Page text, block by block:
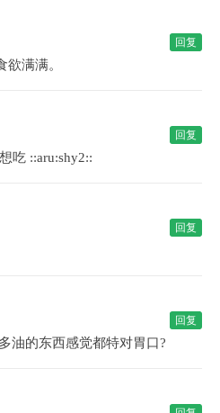
回复
满满。
回复
吃 ::aru:shy2::
回复
回复
油的东西感觉都特对胃口?